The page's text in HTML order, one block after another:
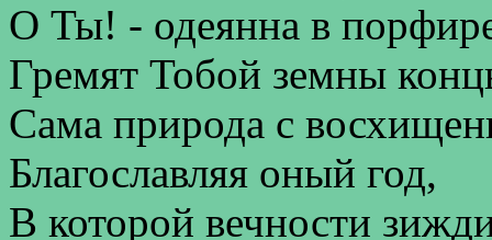
О Ты! - одеянна в
Гремят Тобой земны
Сама природа с
Благославляя оный год,
В которой вечности